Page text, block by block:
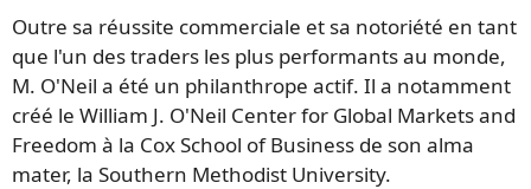
Outre sa réussite commerciale et sa notoriété en tant
que l'un des traders les plus performants au monde,
M. O'Neil a été un philanthrope actif. Il a notamment
créé le William J. O'Neil Center for Global Markets and
Freedom à la Cox School of Business de son alma
mater, la Southern Methodist University.